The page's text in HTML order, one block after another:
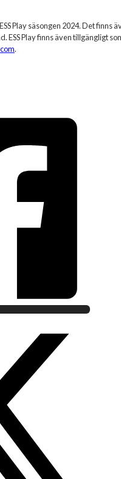
Play säsongen 2024. Det
ESS Play finns även tillgängligt
.